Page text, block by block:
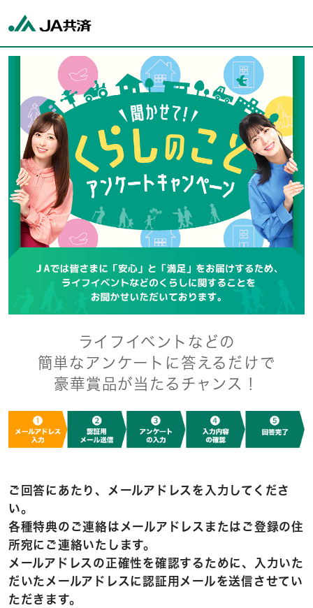
ライフイベントなどの
簡単なアンケートに答えるだけで
豪華賞品が当たるチャンス！
ご回答にあたり、メールアドレスを入力してくださ
い。
各種特典のご連絡はメールアドレスまたはご登録の住
所宛にご連絡いたします。
メールアドレスの正確性を確認するために、入力いた
だいたメールアドレスに認証用メールを送信させてい
ただきます。